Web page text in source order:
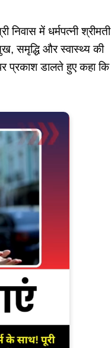
में धर्मपत्नी श्रीमती
समृद्धि और स्वास्थ्य की
प्रकाश डालते हुए कहा कि